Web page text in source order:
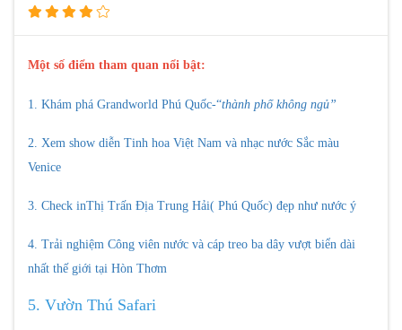
Một số điểm tham quan nổi bật:
1. Khám phá Grandworld Phú Quốc-“thành phố không ngủ”
2. Xem show diễn Tinh hoa Việt Nam và nhạc nước Sắc màu
Venice
3. Check inThị Trấn Địa Trung Hải( Phú Quốc) đẹp như nước ý
4. Trải nghiệm Công viên nước và cáp treo ba dây vượt biển dài
nhất thế giới tại Hòn Thơm
5. Vườn Thú Safari